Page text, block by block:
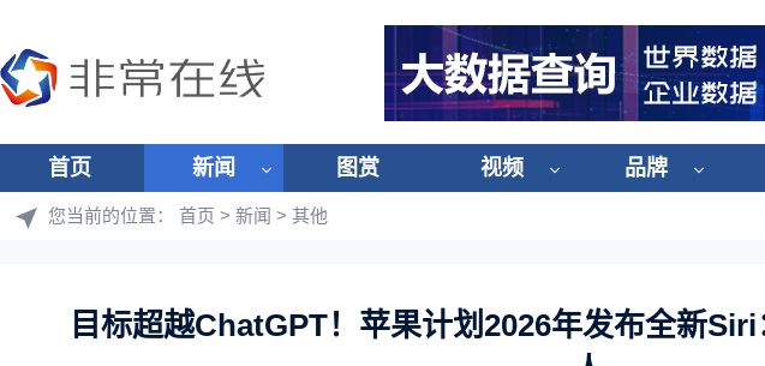
首页 新闻 图赏 视频 品牌
您当前的位置： 首页 > 新闻 > 其他
目标超越ChatGPT！苹果计划2026年发布全新